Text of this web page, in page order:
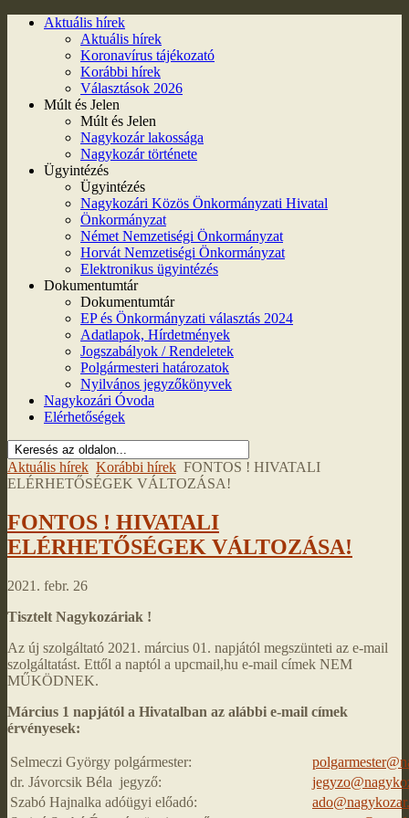
Aktuális hírek
Aktuális hírek
Koronavírus tájékozató
Korábbi hírek
Választások 2026
Múlt és Jelen
Múlt és Jelen
Nagykozár lakossága
Nagykozár története
Ügyintézés
Ügyintézés
Nagykozári Közös Önkormányzati Hivatal
Önkormányzat
Német Nemzetiségi Önkormányzat
Horvát Nemzetiségi Önkormányzat
Elektronikus ügyintézés
Dokumentumtár
Dokumentumtár
EP és Önkormányzati választás 2024
Adatlapok, Hírdetmények
Jogszabályok / Rendeletek
Polgármesteri határozatok
Nyilvános jegyzőkönyvek
Nagykozári Óvoda
Elérhetőségek
Aktuális hírek Korábbi hírek FONTOS ! HIVATALI
ELÉRHETŐSÉGEK VÁLTOZÁSA!
FONTOS ! HIVATALI
ELÉRHETŐSÉGEK VÁLTOZÁSA!
2021. febr. 26
Tisztelt Nagykozáriak !
Az új szolgáltató 2021. március 01. napjától megszünteti az e-mail
szolgáltatást. Ettől a naptól a upcmail,hu e-mail címek NEM
MŰKÖDNEK.
Március 1 napjától a Hivatalban az alábbi e-mail címek
érvényesek:
Selmeczi György polgármester:
dr. Jávorcsik Béla jegyző:
Szabó Hajnalka adóügyi előadó: